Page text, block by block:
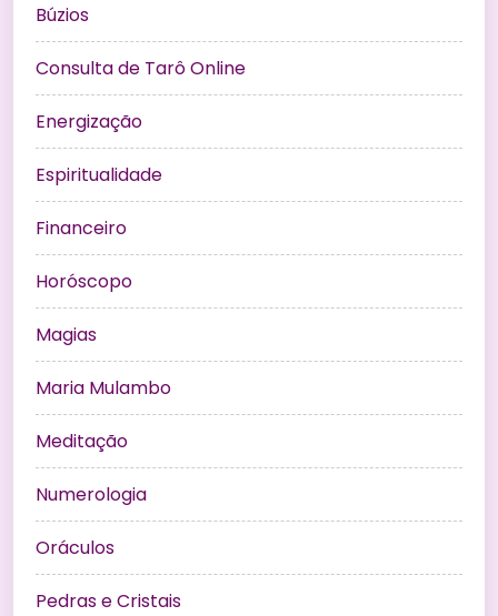
Búzios
Consulta de Tarô Online
Energização
Espiritualidade
Financeiro
Horóscopo
Magias
Maria Mulambo
Meditação
Numerologia
Oráculos
Pedras e Cristais